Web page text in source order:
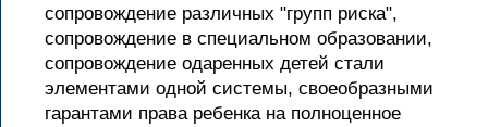
сопровождение различных "групп риска",
сопровождение в специальном образовании,
сопровождение одаренных детей стали
элементами одной системы, своеобразными
гарантами права ребенка на полноценное